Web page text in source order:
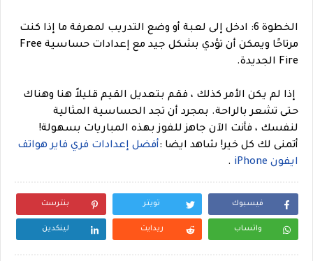
الخطوة 6: ادخل إلى لعبة أو وضع التدريب لمعرفة ما إذا كنت
مرتاحًا ويمكن أن تؤدي بشكل جيد مع إعدادات حساسية Free
Fire الجديدة.
إذا لم يكن الأمر كذلك ، فقم بتعديل القيم قليلاً هنا وهناك
حتى تشعر بالراحة. بمجرد أن تجد الحساسية المثالية
لنفسك ، فأنت الآن جاهز للفوز بهذه المباريات بسهولة!
أتمنى لك كل خير! شاهد ايضا :أفضل إعدادات فري فاير هواتف
ايفون iPhone
.
فيسبوك تويتر بنترست
واتساب ريدايت لينكدين